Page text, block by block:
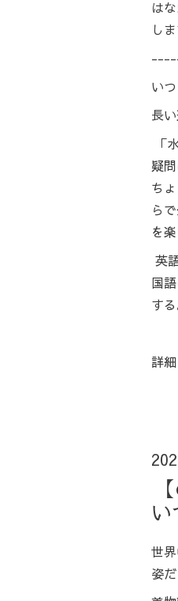
は
し
い
長
「
疑
ち
ら
を
英
国
す
詳
い
世
姿だ